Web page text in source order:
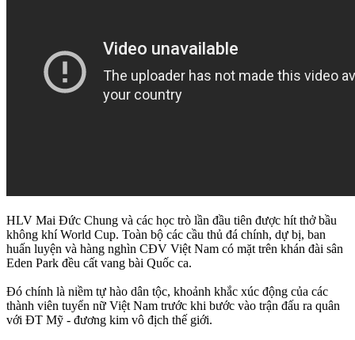
HLV Mai Đức Chung và các học trò lần đầu tiên được hít thở bầu
không khí World Cup. Toàn bộ các cầu thủ đá chính, dự bị, ban
huấn luyện và hàng nghìn CĐV Việt Nam có mặt trên khán đài sân
Eden Park đều cất vang bài Quốc ca.
Đó chính là niềm tự hào dân tộc, khoảnh khắc xúc động của các
thành viên tuyển nữ Việt Nam trước khi bước vào trận đấu ra quân
với ĐT Mỹ - đương kim vô địch thế giới.